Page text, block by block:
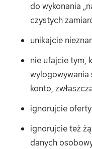
do wykonania
czystych
unikajcie
nie ufajcie tym,
wylogowywania
konto,
ignorujcie
ignorujcie też
danych